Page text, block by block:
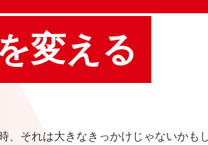
変える
、それは大きなきっかけじゃないかも